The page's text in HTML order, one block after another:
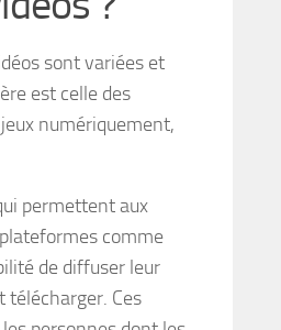
sont variées et
est celle des
numériquement,
permettent aux
comme
de diffuser leur
télécharger. Ces